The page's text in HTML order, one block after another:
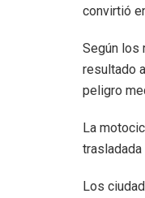
convirtió
Según los
resultado
peligro
La
trasladada
Los